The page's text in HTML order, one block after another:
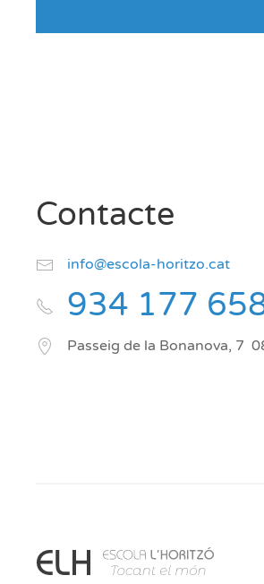
Contacte
info@escola-horitzo.cat
934 177
Passeig de la Bonanova, 7